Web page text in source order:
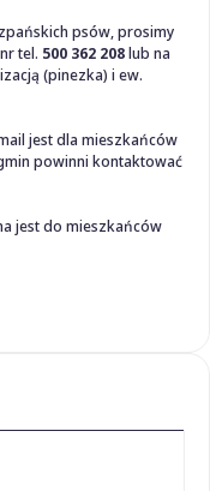
psów, prosimy
tel. 500 362 208lub na
(pinezka) i ew.
jest dla mieszkańców
powinni kontaktować
jest do mieszkańców